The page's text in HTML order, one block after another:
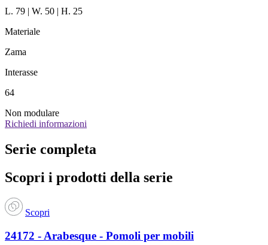
L. 79 | W. 50 | H. 25
Materiale
Zama
Interasse
64
Non modulare
Richiedi informazioni
Serie completa
Scopri i prodotti della serie
Scopri
24172 - Arabesque - Pomoli per mobili